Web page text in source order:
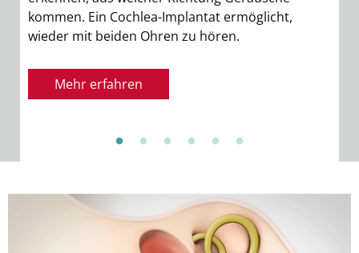
kommen. Ein Cochlea-Implantat ermöglicht,
wieder mit beiden Ohren zu hören.
Mehr erfahren